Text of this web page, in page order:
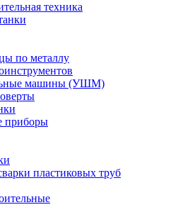
техника
по металлу
машины (УШМ)
приборы
пластиковых труб